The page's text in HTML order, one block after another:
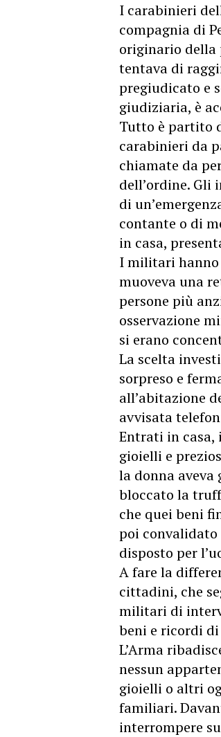
I carabinieri
compagnia di
originario della
tentava di
pregiudicato e
giudiziaria, è
Tutto è partito
carabinieri da
chiamate da
dell’ordine.
di
contante o di
in casa,
I militari hanno
muoveva una
persone più
osservazione
si erano
La scelta
sorpreso e
all’abitazione
avvisata
Entrati in
gioielli e
la donna aveva
bloccato la
che quei beni
poi
disposto per
A fare la
cittadini, che
militari di
beni e ricordi
L’Arma
nessun
gioielli o altri
familiari.
interrompere